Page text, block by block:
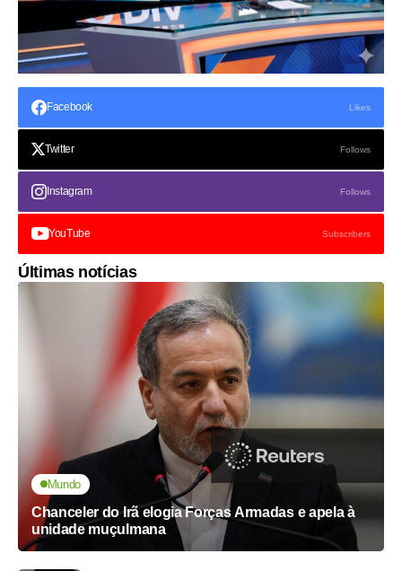
Facebook Likes
Twitter Follows
Instagram Follows
YouTube Subscribers
Últimas notícias
Mundo
Chanceler do Irã elogia Forças Armadas e apela à
unidade muçulmana